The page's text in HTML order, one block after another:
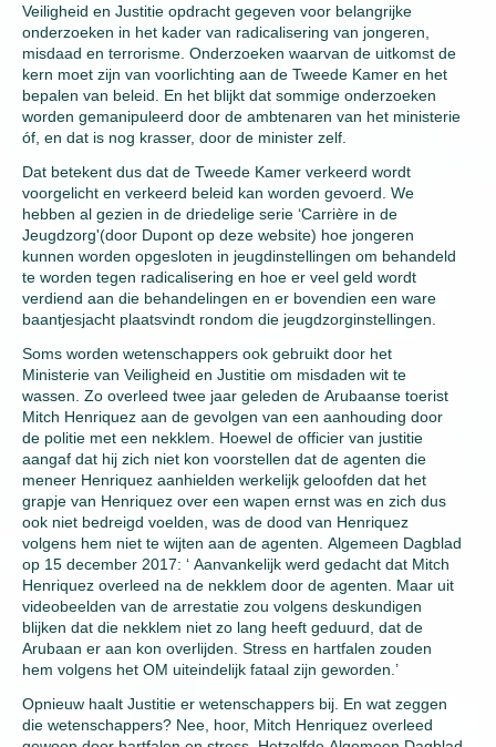
Veiligheid en Justitie opdracht gegeven voor belangrijke
onderzoeken in het kader van radicalisering van jongeren,
misdaad en terrorisme. Onderzoeken waarvan de uitkomst de
kern moet zijn van voorlichting aan de Tweede Kamer en het
bepalen van beleid. En het blijkt dat sommige onderzoeken
worden gemanipuleerd door de ambtenaren van het ministerie
óf, en dat is nog krasser, door de minister zelf.
Dat betekent dus dat de Tweede Kamer verkeerd wordt
voorgelicht en verkeerd beleid kan worden gevoerd. We
hebben al gezien in de driedelige serie ‘Carrière in de
Jeugdzorg'(door Dupont op deze website) hoe jongeren
kunnen worden opgesloten in jeugdinstellingen om behandeld
te worden tegen radicalisering en hoe er veel geld wordt
verdiend aan die behandelingen en er bovendien een ware
baantjesjacht plaatsvindt rondom die jeugdzorginstellingen.
Soms worden wetenschappers ook gebruikt door het
Ministerie van Veiligheid en Justitie om misdaden wit te
wassen. Zo overleed twee jaar geleden de Arubaanse toerist
Mitch Henriquez aan de gevolgen van een aanhouding door
de politie met een nekklem. Hoewel de officier van justitie
aangaf dat hij zich niet kon voorstellen dat de agenten die
meneer Henriquez aanhielden werkelijk geloofden dat het
grapje van Henriquez over een wapen ernst was en zich dus
ook niet bedreigd voelden, was de dood van Henriquez
volgens hem niet te wijten aan de agenten. Algemeen Dagblad
op 15 december 2017: ‘ Aanvankelijk werd gedacht dat Mitch
Henriquez overleed na de nekklem door de agenten. Maar uit
videobeelden van de arrestatie zou volgens deskundigen
blijken dat die nekklem niet zo lang heeft geduurd, dat de
Arubaan er aan kon overlijden. Stress en hartfalen zouden
hem volgens het OM uiteindelijk fataal zijn geworden.’
Opnieuw haalt Justitie er wetenschappers bij. En wat zeggen
die wetenschappers? Nee, hoor, Mitch Henriquez overleed